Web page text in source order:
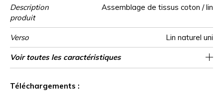
Description
produit
Assemblage de tissus coton / lin
Verso Lin naturel uni
Finition Point cavalier
Fermeture Zippee invisible
Entretien
Pays d'origine Tunisie
Voir toutes les caractéristiques
Téléchargements :